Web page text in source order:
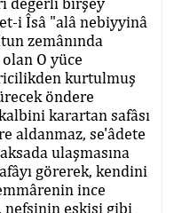
i Îsâ "alâ nebiyyinâ
zemânında
O yüce
kurtulmuş
öndere
karartan safâsı
aldanmaz, se'âdete
ulaşmasına
görerek, kendini
ince
eskisi gibi